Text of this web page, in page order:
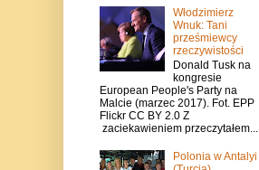
Włodzimierz
Wnuk: Tani
prześmiewcy
rzeczywistości
Donald Tusk na
kongresie
European People's Party na
Malcie (marzec 2017). Fot. EPP
Flickr CC BY 2.0 Z
zaciekawieniem przeczytałem...
Polonia w Antalyi